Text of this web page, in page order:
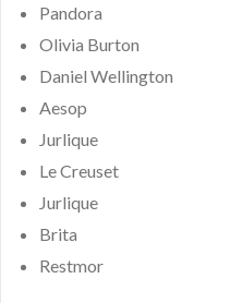
Pandora
Olivia Burton
Daniel Wellington
Aesop
Jurlique
Le Creuset
Jurlique
Brita
Restmor